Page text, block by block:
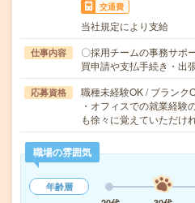
交通費
当社規定により支給
仕事内容
〇採用チームの事務サポ
買申請や支払手続き・出
応募資格
職種未経験OK / ブランク
・オフィスでの就業経験
も徐々に覚えていただけ
職場の雰囲気
年齢層